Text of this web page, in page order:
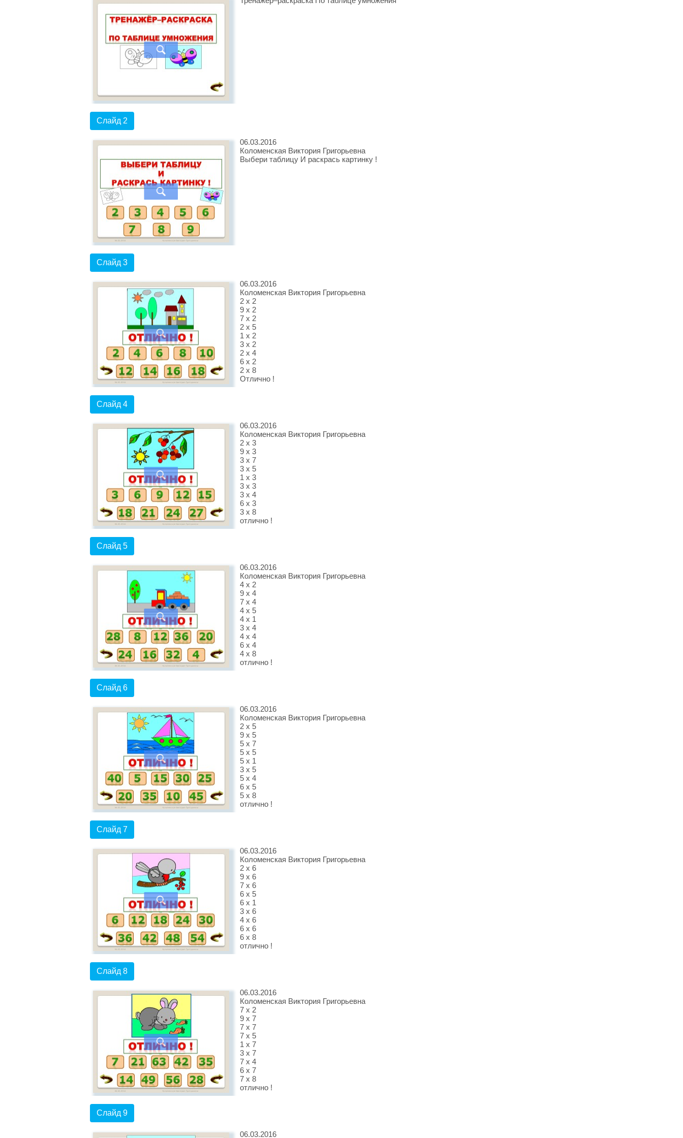
Слайд 2
06.03.2016
Коломенская Виктория Григорьевна
Выбери таблицу И раскрась картинку !
Слайд 3
06.03.2016
Коломенская Виктория Григорьевна
2 х 2
9 х 2
7 х 2
2 х 5
1 х 2
3 х 2
2 х 4
6 х 2
2 х 8
Отлично !
Слайд 4
06.03.2016
Коломенская Виктория Григорьевна
2 х 3
9 х 3
3 х 7
3 х 5
1 х 3
3 х 3
3 х 4
6 х 3
3 х 8
отлично !
Слайд 5
06.03.2016
Коломенская Виктория Григорьевна
4 х 2
9 х 4
7 х 4
4 х 5
4 х 1
3 х 4
4 х 4
6 х 4
4 х 8
отлично !
Слайд 6
06.03.2016
Коломенская Виктория Григорьевна
2 х 5
9 х 5
5 х 7
5 х 5
5 х 1
3 х 5
5 х 4
6 х 5
5 х 8
отлично !
Слайд 7
06.03.2016
Коломенская Виктория Григорьевна
2 х 6
9 х 6
7 х 6
6 х 5
6 х 1
3 х 6
4 х 6
6 х 6
6 х 8
отлично !
Слайд 8
06.03.2016
Коломенская Виктория Григорьевна
7 х 2
9 х 7
7 х 7
7 х 5
1 х 7
3 х 7
7 х 4
6 х 7
7 х 8
отлично !
Слайд 9
06.03.2016